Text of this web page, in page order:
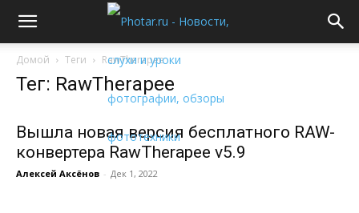
Домой Теги RawTherapee
Тег: RawTherapee
Вышла новая версия бесплатного RAW-
конвертера RawTherapee v5.9
Алексей Аксёнов - Дек 1, 2022